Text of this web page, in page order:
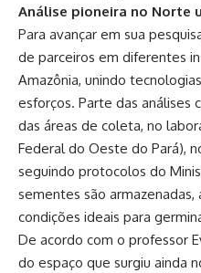
Análise pioneira no Norte
Para avançar em sua
de parceiros em diferentes
Amazônia, unindo
esforços. Parte das análises
das áreas de coleta, no
Federal do Oeste do Pará),
seguindo protocolos do
sementes são armazenadas,
condições ideais para
De acordo com o professor
do espaço que surgiu ainda